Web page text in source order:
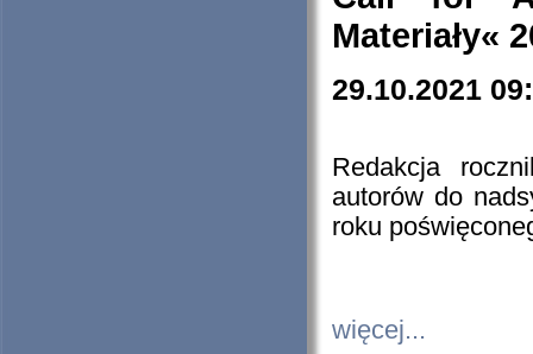
Materiały«
29.10.2021
Redakcja
autorów do
roku
więcej...